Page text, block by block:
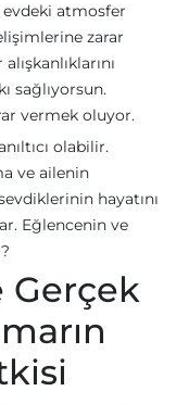
evdeki atmosfer
zarar
sağlıyorsun.
vermek oluyor.
olabilir.
ve ailenin
hayatını
Eğlencenin ve
Gerçek